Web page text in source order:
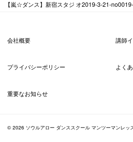
【嵐☆ダンス】新宿スタジ オ2019-3-21-
会社概要 講師
プライバシーポリシー よく
重要なお知らせ
© 2026 ソウルアロー ダンススクール マンツーマンレッ